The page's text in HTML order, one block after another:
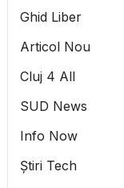
Ghid Liber
Articol Nou
Cluj 4 All
SUD News
Info Now
Știri Tech